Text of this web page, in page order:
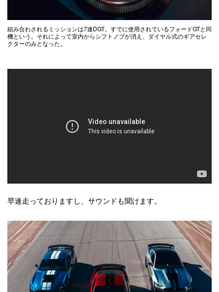
組み合わされるミッションは7速DGT。すでに使用されているフォードGTと同
機という。それによって室内からシフトノブが消え、ダイヤル式のギアセレ
クターのみとなった。
早速走っておりますし、サウンドも聞けます。